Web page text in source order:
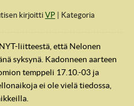
kirjoitti VP
Kategoria
liitteestä, että Nelonen
syksynä. Kadonneen aarteen
temppeli 17.10.-03 ja
ei ole vielä tiedossa,